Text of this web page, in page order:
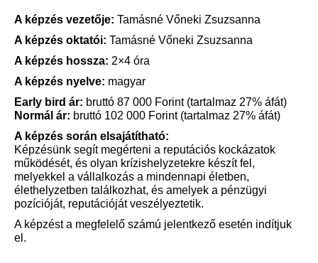
A képzés vezetője: Tamásné Vőneki Zsuzsanna
A képzés oktatói: Tamásné Vőneki Zsuzsanna
A képzés hossza: 2×4 óra
A képzés nyelve: magyar
Early bird ár: bruttó 87 000 Forint (tartalmaz 27% áfát)
Normál ár: bruttó 102 000 Forint (tartalmaz 27% áfát)
A képzés során elsajátítható:
Képzésünk segít megérteni a reputációs kockázatok
működését, és olyan krízishelyzetekre készít fel,
melyekkel a vállalkozás a mindennapi életben,
élethelyzetben találkozhat, és amelyek a pénzügyi
pozícióját, reputációját veszélyeztetik.
A képzést a megfelelő számú jelentkező esetén indítjuk
el.